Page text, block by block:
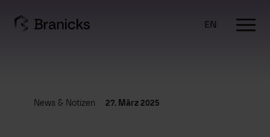
content
EN
News & Notizen 27. März 2025